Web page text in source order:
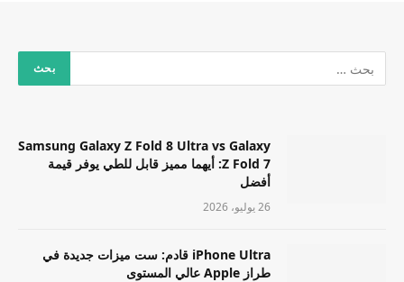
Samsung Galaxy Z Fold 8 Ultra vs Galaxy
Z Fold 7: أيهما مميز قابل للطي يوفر قيمة
أفضل
26 يوليو، 2026
iPhone Ultra قادم: ست ميزات جديدة في
طراز Apple عالي المستوى